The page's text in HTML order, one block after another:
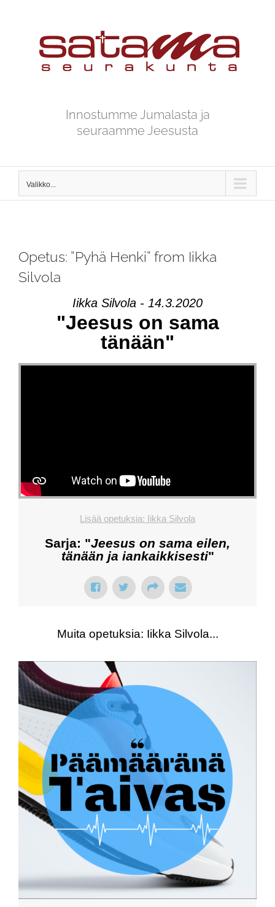
Innostumme Jumalasta ja
seuraamme Jeesusta
Valikko...
Opetus: ”Pyhä Henki” from Iikka
Silvola
Iikka Silvola - 14.3.2020
"Jeesus on sama
tänään"
Lisää opetuksia: Iikka Silvola
Sarja: "Jeesus on sama eilen,
tänään ja iankaikkisesti"
Muita opetuksia: Iikka Silvola...